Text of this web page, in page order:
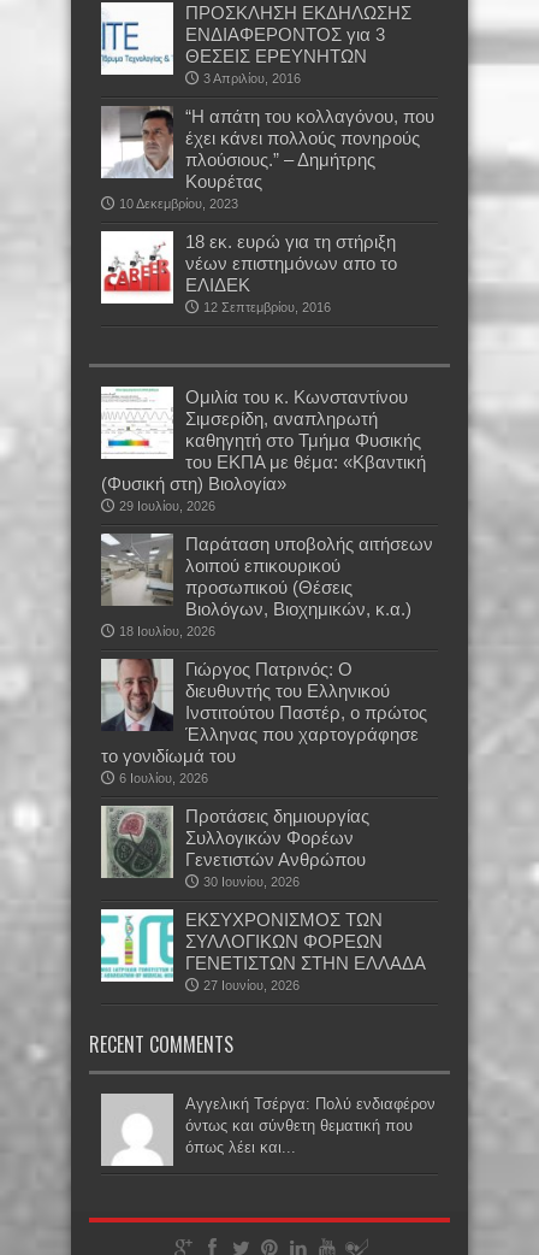
ΠΡΟΣΚΛΗΣΗ ΕΚΔΗΛΩΣΗΣ
ΕΝΔΙΑΦΕΡΟΝΤΟΣ για 3
ΘΕΣΕΙΣ ΕΡΕΥΝΗΤΩΝ
3 Απριλίου, 2016
“Η απάτη του κολλαγόνου, που
έχει κάνει πολλούς πονηρούς
πλούσιους.” – Δημήτρης
Κουρέτας
10 Δεκεμβρίου, 2023
18 εκ. ευρώ για τη στήριξη
νέων επιστημόνων απο το
ΕΛΙΔΕΚ
12 Σεπτεμβρίου, 2016
Oμιλία του κ. Κωνσταντίνου
Σιμσερίδη, αναπληρωτή
καθηγητή στο Τμήμα Φυσικής
του ΕΚΠΑ με θέμα: «Κβαντική
(Φυσική στη) Βιολογία»
29 Ιουλίου, 2026
Παράταση υποβολής αιτήσεων
λοιπού επικουρικού
προσωπικού (Θέσεις
Βιολόγων, Βιοχημικών, κ.α.)
18 Ιουλίου, 2026
Γιώργος Πατρινός: Ο
διευθυντής του Ελληνικού
Ινστιτούτου Παστέρ, ο πρώτος
Έλληνας που χαρτογράφησε
το γονιδίωμά του
6 Ιουλίου, 2026
Προτάσεις δημιουργίας
Συλλογικών Φορέων
Γενετιστών Ανθρώπου
30 Ιουνίου, 2026
EKΣΥΧΡΟΝΙΣΜΟΣ ΤΩΝ
ΣΥΛΛΟΓΙΚΩΝ ΦΟΡΕΩΝ
ΓΕΝΕΤΙΣΤΩΝ ΣΤΗΝ ΕΛΛΑΔΑ
27 Ιουνίου, 2026
RECENT COMMENTS
Αγγελική Τσέργα: Πολύ ενδιαφέρον
όντως και σύνθετη θεματική που
όπως λέει και...